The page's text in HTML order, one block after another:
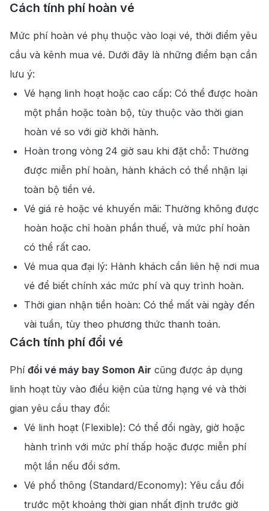
Cách tính phí hoàn vé
Mức phí hoàn vé phụ thuộc vào loại vé, thời điểm yêu
cầu và kênh mua vé. Dưới đây là những điểm bạn cần
lưu ý:
Vé hạng linh hoạt hoặc cao cấp: Có thể được hoàn
một phần hoặc toàn bộ, tùy thuộc vào thời gian
hoàn vé so với giờ khởi hành.
Hoàn trong vòng 24 giờ sau khi đặt chỗ: Thường
được miễn phí hoàn, hành khách có thể nhận lại
toàn bộ tiền vé.
Vé giá rẻ hoặc vé khuyến mãi: Thường không được
hoàn hoặc chỉ hoàn phần thuế, và mức phí hoàn
có thể rất cao.
Vé mua qua đại lý: Hành khách cần liên hệ nơi mua
vé để biết chính xác mức phí và quy trình hoàn.
Thời gian nhận tiền hoàn: Có thể mất vài ngày đến
vài tuần, tùy theo phương thức thanh toán.
Cách tính phí đổi vé
Phí đổi vé máy bay Somon Air cũng được áp dụng
linh hoạt tùy vào điều kiện của từng hạng vé và thời
gian yêu cầu thay đổi:
Vé linh hoạt (Flexible): Có thể đổi ngày, giờ hoặc
hành trình với mức phí thấp hoặc được miễn phí
một lần nếu đổi sớm.
Vé phổ thông (Standard/Economy): Yêu cầu đổi
trước một khoảng thời gian nhất định trước giờ